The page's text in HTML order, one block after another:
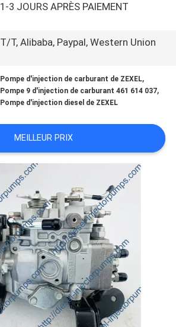
1-3 JOURS APRÈS PAIEMENT
T/T, Alibaba, Paypal, Western Union
Pompe d'injection de carburant de ZEXEL,
Pompe 9 d'injection de carburant 461 614 037,
Pompe d'injection diesel de ZEXEL
MEILLEUR PRIX